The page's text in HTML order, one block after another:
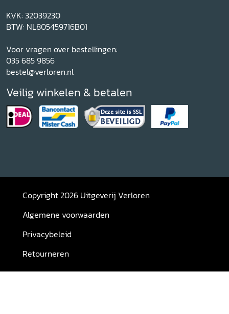
KVK: 32039230
BTW: NL805459716B01
Voor vragen over bestellingen:
035 685 9856
bestel@verloren.nl
Veilig winkelen & betalen
Copyright 2026 Uitgeverij Verloren
Algemene voorwaarden
Privacybeleid
Retourneren